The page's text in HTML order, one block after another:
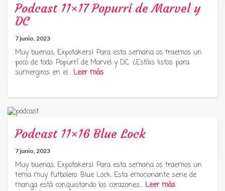
Podcast 11×17 Popurrí de Marvel y
DC
7 junio, 2023
Muy buenas, Expotakers! Para esta semana os traemos un
poco de todo: Popurrí de Marvel y DC. ¿Estáis listos para
sumergiros en el… Leer más
Podcast 11×16 Blue Lock
7 junio, 2023
Muy buenas, Expotakers! Para esta semana os traemos un
tema muy futbolero: Blue Lock. Esta emocionante serie de
manga está conquistando los corazones… Leer más